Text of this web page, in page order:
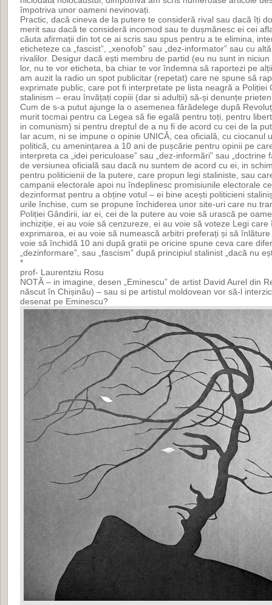
împotriva unor oameni nevinovați.
Practic, dacă cineva de la putere te consideră rival sau dacă îți
merit sau dacă te consideră incomod sau te dușmănesc ei cei
căuta afirmații din tot ce ai scris sau spus pentru a te elimina,
eticheteze ca „fascist”, „xenofob” sau „dez-informator” sau cu
rivalilor. Desigur dacă ești membru de partid (eu nu sunt in
lor, nu te vor eticheta, ba chiar te vor îndemna să raportezi pe
am auzit la radio un spot publicitar (repetat) care ne spune să
exprimate public, care pot fi interpretate pe lista neagră a Poliției
stalinism – erau învățați copiii (dar si adulții) să-și denunțe
Cum de s-a putut ajunge la o asemenea fărădelege după
murit tocmai pentru ca Legea să fie egală pentru toți, pentru
in comunism) si pentru dreptul de a nu fi de acord cu cei de la
Iar acum, ni se impune o opinie UNICĂ, cea oficială, cu ciocanul
politică, cu amenințarea a 10 ani de pușcărie pentru opinii pe
interpreta ca „idei periculoase” sau „dez-informări” sau
de versiunea oficială sau dacă nu suntem de acord cu ei, in
pentru politicienii de la putere, care propun legi staliniste, sau
campanii electorale apoi nu îndeplinesc promisiunile electorale
dezinformat pentru a obține votul – ei bine acești politicieni
urile închise, cum se propune închiderea unor site-uri care nu
Poliției Gândirii, iar ei, cei de la putere au voie să urască pe
inchiziție, ei au voie să cenzureze, ei au voie să voteze Legi
exprimarea, ei au voie să numească arbitri preferați și să
voie să închidă 10 ani după gratii pe oricine spune ceva care
„dezinformare”, sau „fascism” după principiul stalinist „dacă nu
*
prof- Laurentziu Rosu
NOTĂ – in imagine, desen „Eminescu” de artist David Aurel din
născut în Chișinău) – sau si pe artistul moldovean vor să-l
desenat pe Eminescu?